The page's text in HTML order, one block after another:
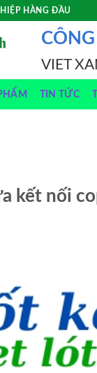
HÀNG ĐẦU
VIET
TIN TỨC
kết nối